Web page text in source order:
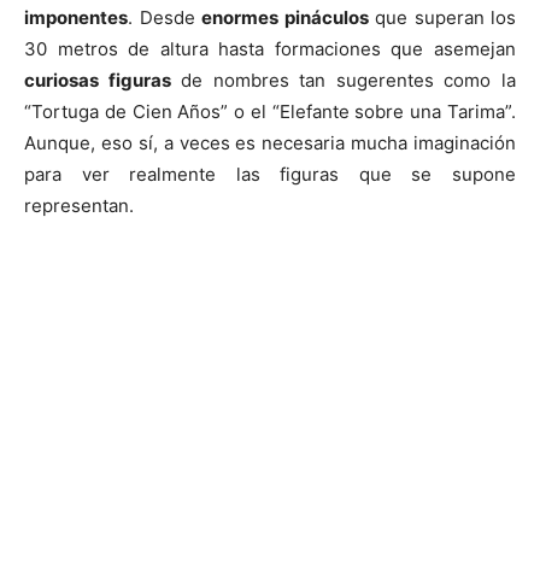
imponentes. Desde enormes pináculosque superan los
30 metros de altura hasta formaciones que asemejan
curiosas figurasde nombres tan sugerentes como la
“Tortuga de Cien Años” o el “Elefante sobre una Tarima”.
Aunque, eso sí, a veces es necesaria mucha imaginación
para ver realmente las figuras que se supone
representan.